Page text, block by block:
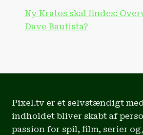
Ny Kratos skal findes:
Dave Bautista?
Pixel.tv er et selvstændigt
indholdet bliver skabt af
passion for spil, film, serier